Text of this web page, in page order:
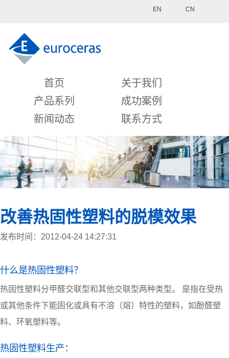
CN
EN
首页
关于我们
产品系列
成功案例
新闻动态
联系方式
改善热固性塑料的脱模效果
发布时间：2012-04-24 14:27:31
什么是热固性塑料？
热固性塑料分甲醛交联型和其他交联型两种类型。 是指在受热
或其他条件下能固化或具有不溶（熔）特性的塑料，如酚醛塑
料、环氧塑料等。
热固性塑料生产：